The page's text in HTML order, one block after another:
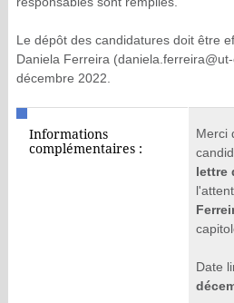
Le dépôt des candidatures doit être
Daniela Ferreira
décembre 2022.
Informations
complémentaires :
Merci
lettre
Date